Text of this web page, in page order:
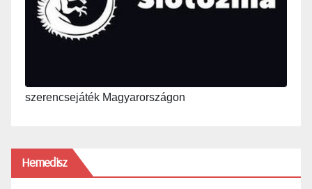
szerencsejáték Magyarországon
Hemedisz